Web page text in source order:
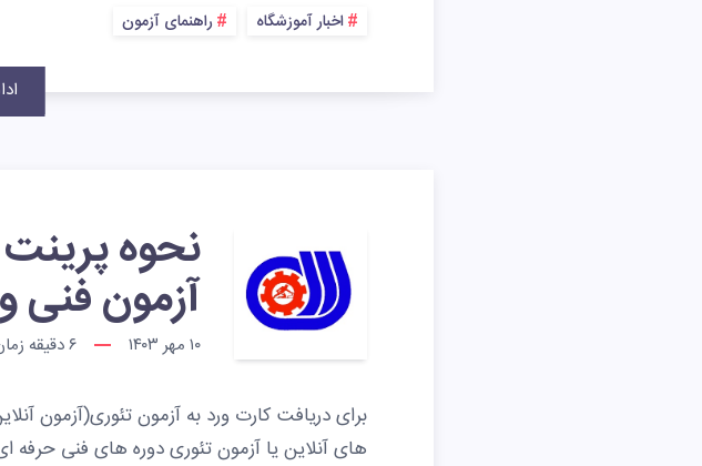
اخبار آموزشگاه راهنمای آزمون
نحوه
آزمون فنی
۱۰ مهر ۱۴۰۳ ۶دقیقه
برای دریافت کارت ورد به آزمون تئوری(آزمون
های آنلاین یا آزمون تئوری دوره های فنی حرفه